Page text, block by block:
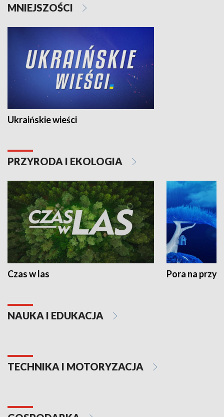
MNIEJSZOŚCI
Ukraińskie wieści
PRZYRODA I EKOLOGIA
Czas w las Pora na
NAUKA I EDUKACJA
TECHNIKA I MOTORYZACJA